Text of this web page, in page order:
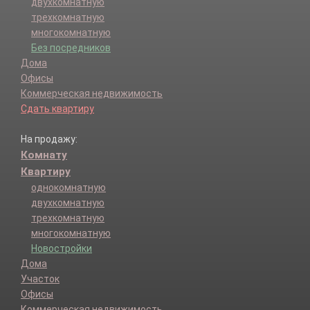
трехкомнатную
многокомнатную
Без посредников
Дома
Офисы
Коммерческая недвижимость
Сдать квартиру
На продажу:
Комнату
Квартиру
однокомнатную
двухкомнатную
трехкомнатную
многокомнатную
Новостройки
Дома
Участок
Офисы